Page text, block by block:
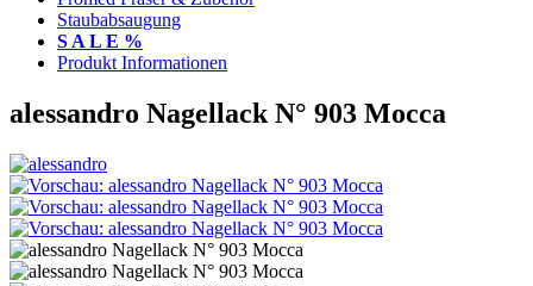
Staubabsaugung
S A L E %
Produkt Informationen
alessandro Nagellack N° 903 Mocca